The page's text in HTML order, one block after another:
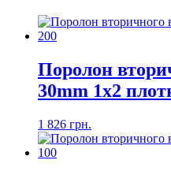
Поролон
30mm 1x2
1 826 грн.